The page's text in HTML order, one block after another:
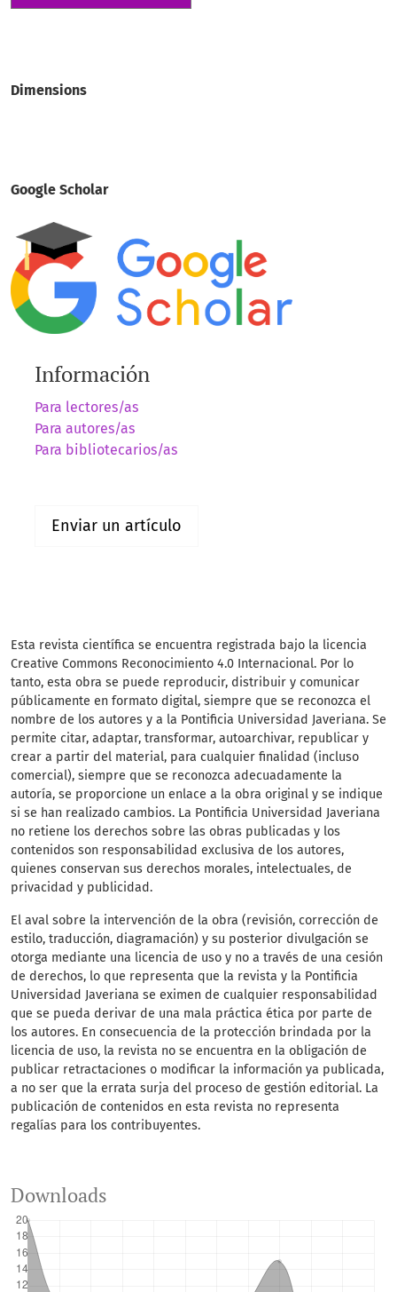
Dimensions
Google Scholar
Información
Para lectores/as
Para autores/as
Para bibliotecarios/as
Enviar un artículo
Esta revista científica se encuentra registrada bajo la licencia
Creative Commons Reconocimiento 4.0 Internacional. Por lo
tanto, esta obra se puede reproducir, distribuir y comunicar
públicamente en formato digital, siempre que se reconozca el
nombre de los autores y a la Pontificia Universidad Javeriana. Se
permite citar, adaptar, transformar, autoarchivar, republicar y
crear a partir del material, para cualquier finalidad (incluso
comercial), siempre que se reconozca adecuadamente la
autoría, se proporcione un enlace a la obra original y se indique
si se han realizado cambios. La Pontificia Universidad Javeriana
no retiene los derechos sobre las obras publicadas y los
contenidos son responsabilidad exclusiva de los autores,
quienes conservan sus derechos morales, intelectuales, de
privacidad y publicidad.
El aval sobre la intervención de la obra (revisión, corrección de
estilo, traducción, diagramación) y su posterior divulgación se
otorga mediante una licencia de uso y no a través de una cesión
de derechos, lo que representa que la revista y la Pontificia
Universidad Javeriana se eximen de cualquier responsabilidad
que se pueda derivar de una mala práctica ética por parte de
los autores. En consecuencia de la protección brindada por la
licencia de uso, la revista no se encuentra en la obligación de
publicar retractaciones o modificar la información ya publicada,
a no ser que la errata surja del proceso de gestión editorial. La
publicación de contenidos en esta revista no representa
regalías para los contribuyentes.
Downloads